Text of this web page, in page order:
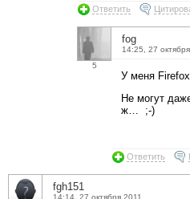
Ответить
5
fog
14:25, 27
У меня
Не могут
ж… ;-)
Ответить
fgh151